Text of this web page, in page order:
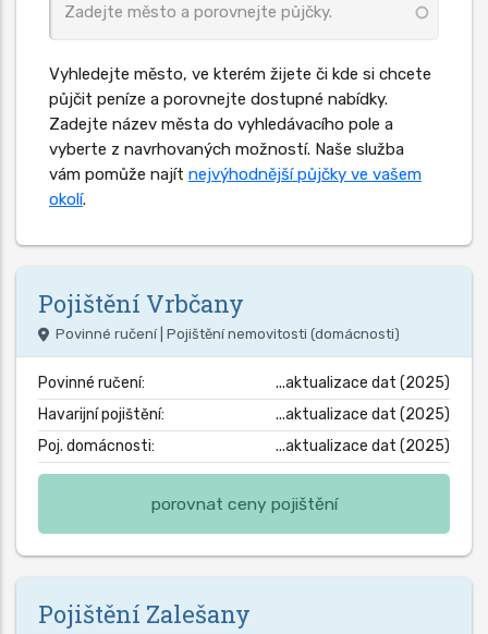
Vyhledejte město, ve kterém žijete či kde si chcete
půjčit peníze a porovnejte dostupné nabídky.
Zadejte název města do vyhledávacího pole a
vyberte z navrhovaných možností. Naše služba
vám pomůže najít nejvýhodnější půjčky ve vašem
okolí.
Pojištění Vrbčany
Povinné ručení | Pojištění nemovitosti (domácnosti)
Povinné ručení:
...aktualizace dat (2025)
Havarijní pojištění:
...aktualizace dat (2025)
Poj. domácnosti:
...aktualizace dat (2025)
porovnat ceny pojištění
Pojištění Zalešany